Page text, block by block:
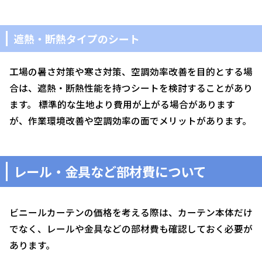
遮熱・断熱タイプのシート
工場の暑さ対策や寒さ対策、空調効率改善を目的とする場
合は、遮熱・断熱性能を持つシートを検討することがあり
ます。 標準的な生地より費用が上がる場合があります
が、作業環境改善や空調効率の面でメリットがあります。
レール・金具など部材費について
ビニールカーテンの価格を考える際は、カーテン本体だけ
でなく、レールや金具などの部材費も確認しておく必要が
あります。